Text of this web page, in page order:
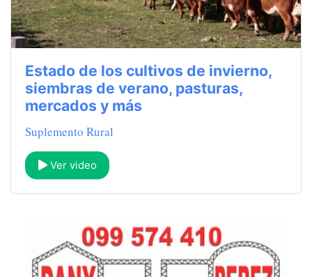
Estado de los cultivos de invierno,
siembras de verano, pasturas,
mercados y más
Suplemento Rural
Ver video